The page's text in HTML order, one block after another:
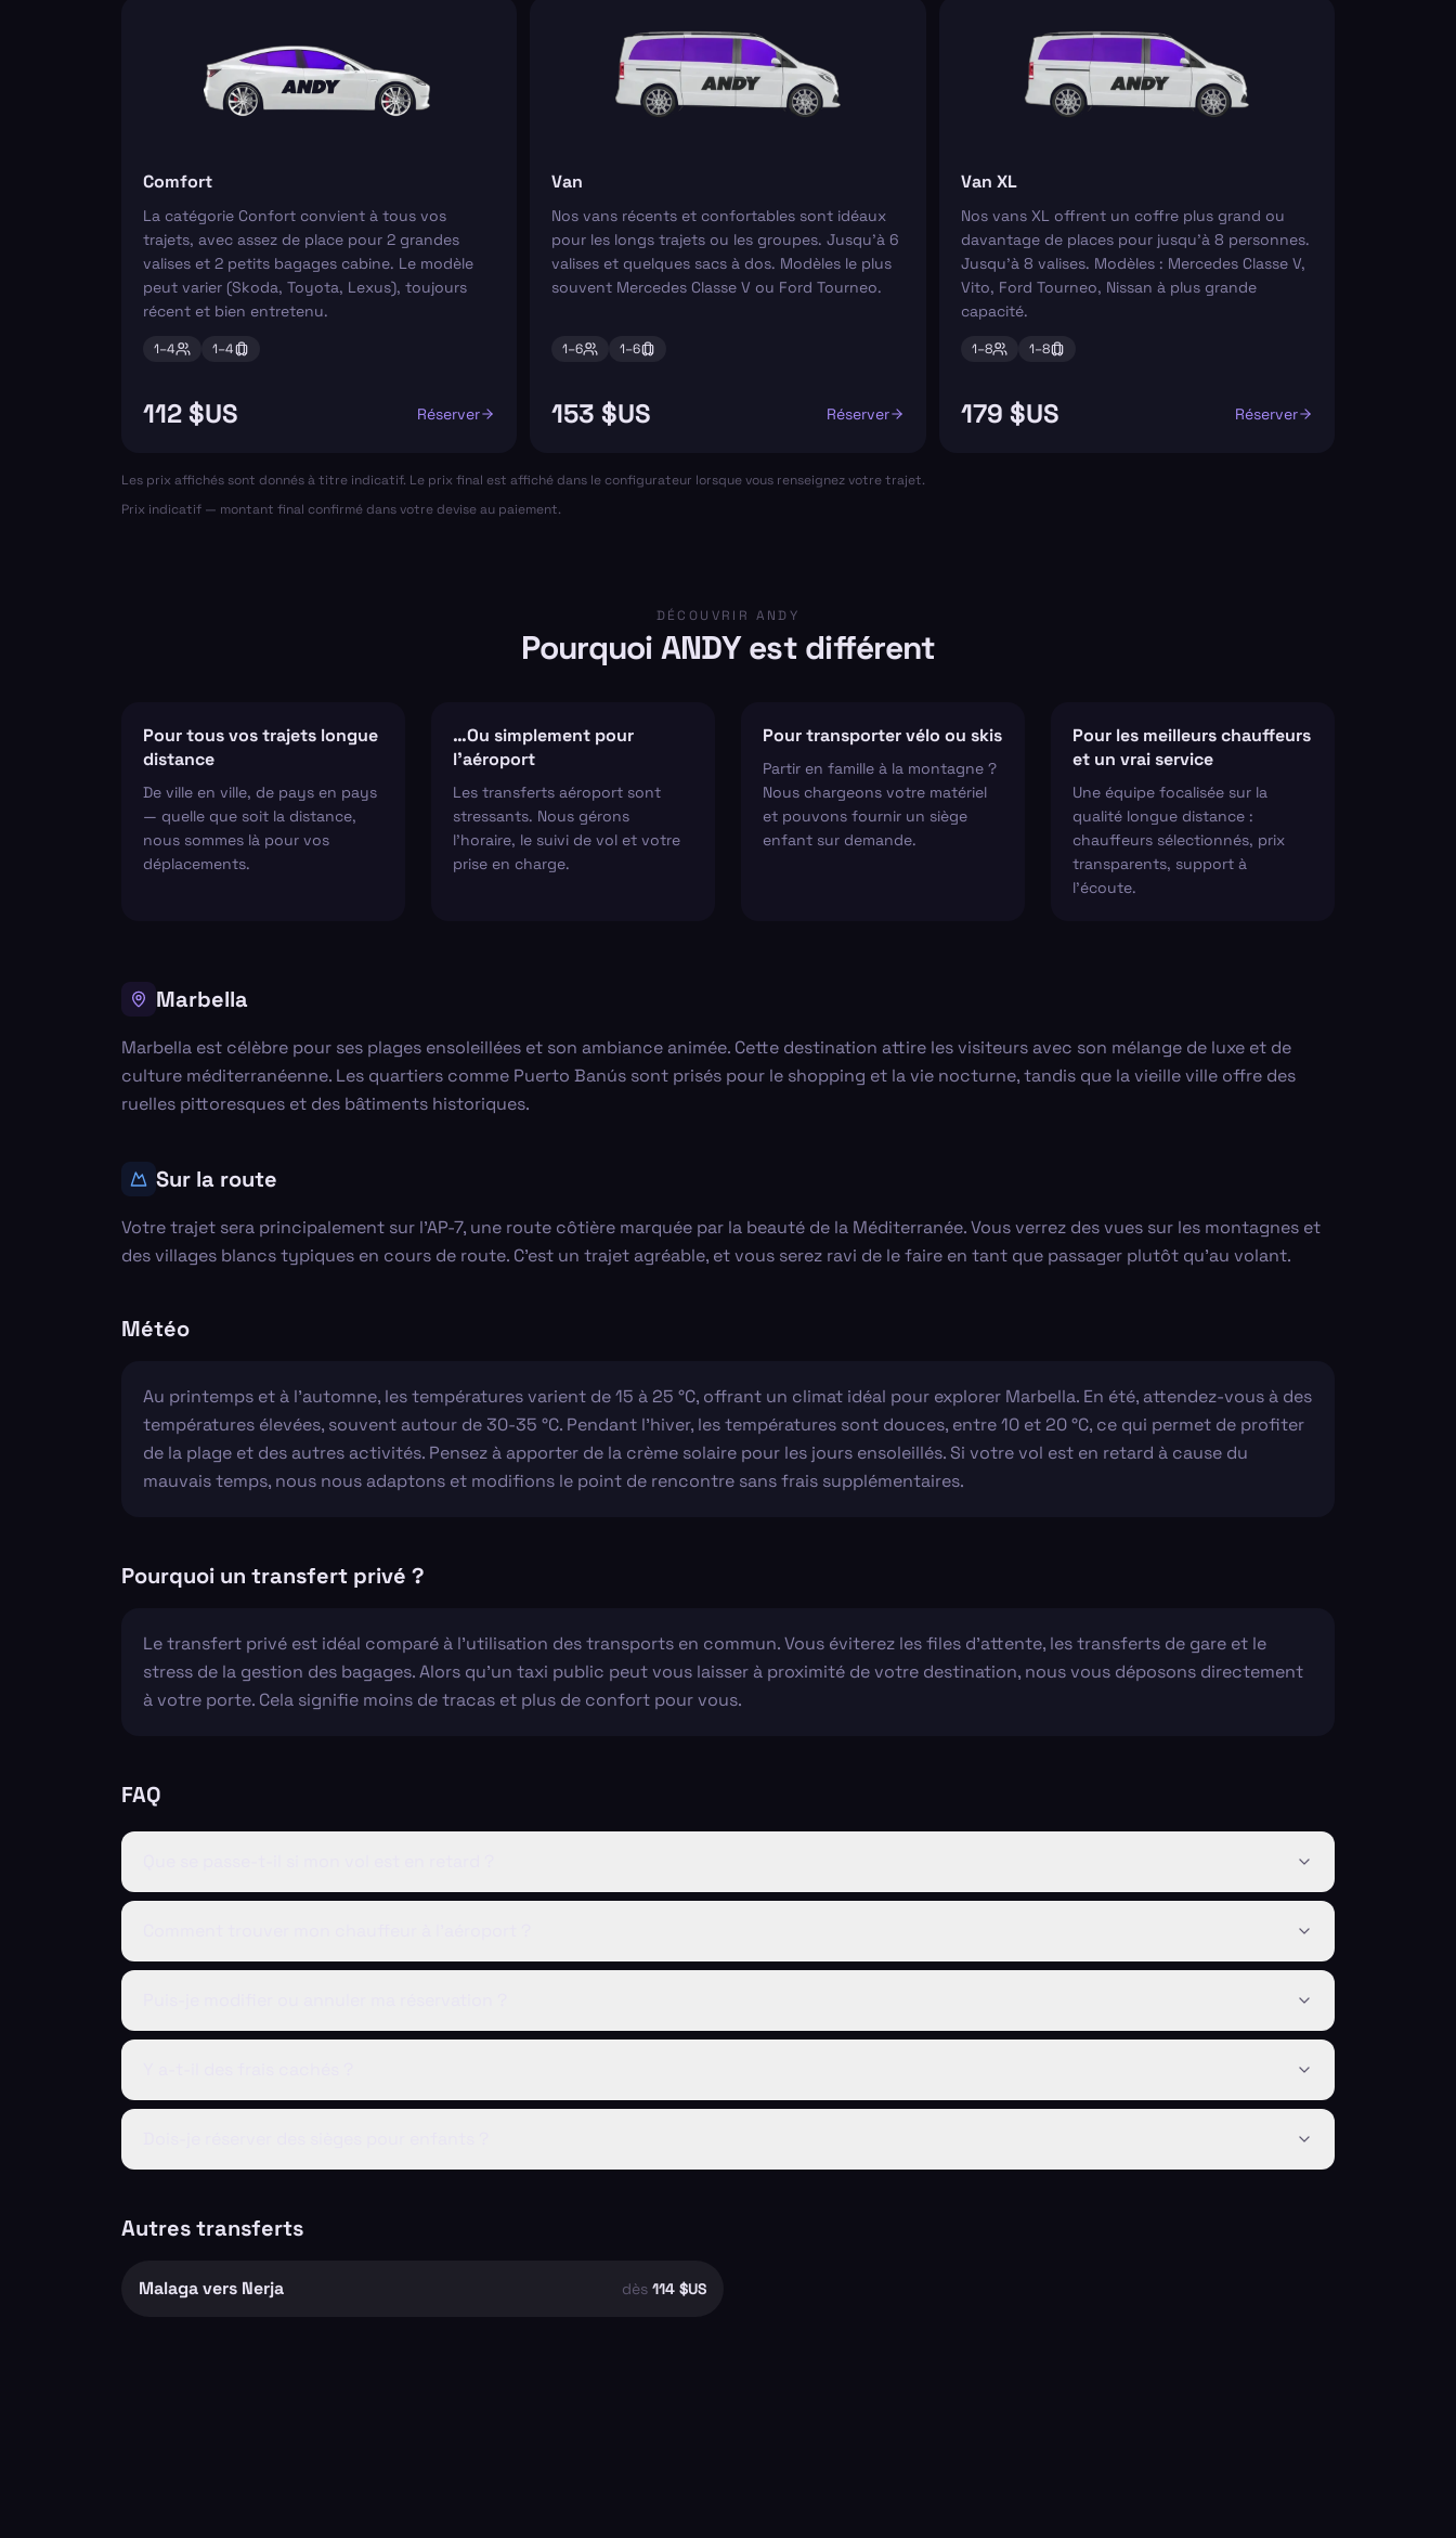
Comfort
La catégorie Confort convient à tous vos
trajets, avec assez de place pour 2 grandes
valises et 2 petits bagages cabine. Le modèle
peut varier (Skoda, Toyota, Lexus), toujours
récent et bien entretenu.
1–4 1–4
112 $US Réserver
Van
Nos vans récents et confortables sont idéaux
pour les longs trajets ou les groupes. Jusqu'à 6
valises et quelques sacs à dos. Modèles le plus
souvent Mercedes Classe V ou Ford Tourneo.
1–6 1–6
153 $US Réserver
Van XL
Nos vans XL offrent un coffre plus grand ou
davantage de places pour jusqu'à 8 personnes.
Jusqu'à 8 valises. Modèles : Mercedes Classe V,
Vito, Ford Tourneo, Nissan à plus grande
capacité.
1–8 1–8
179 $US Réserver
Les prix affichés sont donnés à titre indicatif. Le prix final est affiché dans le configurateur lorsque vous renseignez votre trajet.
Prix indicatif — montant final confirmé dans votre devise au paiement.
DÉCOUVRIR ANDY
Pourquoi ANDY est différent
Pour tous vos trajets longue
distance
De ville en ville, de pays en pays
— quelle que soit la distance,
nous sommes là pour vos
déplacements.
…Ou simplement pour
l'aéroport
Les transferts aéroport sont
stressants. Nous gérons
l'horaire, le suivi de vol et votre
prise en charge.
Pour transporter vélo ou skis
Partir en famille à la montagne ?
Nous chargeons votre matériel
et pouvons fournir un siège
enfant sur demande.
Pour les meilleurs chauffeurs
et un vrai service
Une équipe focalisée sur la
qualité longue distance :
chauffeurs sélectionnés, prix
transparents, support à
l'écoute.
Marbella
Marbella est célèbre pour ses plages ensoleillées et son ambiance animée. Cette destination attire les visiteurs avec son mélange de luxe et de
culture méditerranéenne. Les quartiers comme Puerto Banús sont prisés pour le shopping et la vie nocturne, tandis que la vieille ville offre des
ruelles pittoresques et des bâtiments historiques.
Sur la route
Votre trajet sera principalement sur l'AP-7, une route côtière marquée par la beauté de la Méditerranée. Vous verrez des vues sur les montagnes et
des villages blancs typiques en cours de route. C'est un trajet agréable, et vous serez ravi de le faire en tant que passager plutôt qu'au volant.
Météo
Au printemps et à l'automne, les températures varient de 15 à 25 °C, offrant un climat idéal pour explorer Marbella. En été, attendez-vous à des
températures élevées, souvent autour de 30-35 °C. Pendant l'hiver, les températures sont douces, entre 10 et 20 °C, ce qui permet de profiter
de la plage et des autres activités. Pensez à apporter de la crème solaire pour les jours ensoleillés. Si votre vol est en retard à cause du
mauvais temps, nous nous adaptons et modifions le point de rencontre sans frais supplémentaires.
Pourquoi un transfert privé ?
Le transfert privé est idéal comparé à l’utilisation des transports en commun. Vous éviterez les files d'attente, les transferts de gare et le
stress de la gestion des bagages. Alors qu'un taxi public peut vous laisser à proximité de votre destination, nous vous déposons directement
à votre porte. Cela signifie moins de tracas et plus de confort pour vous.
FAQ
Autres transferts
Malaga vers Nerja dès 114 $US